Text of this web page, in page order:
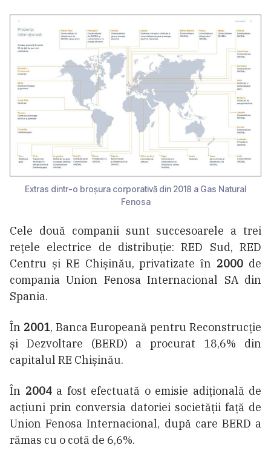
Extras dintr-o broșura corporativă din 2018 a Gas Natural
Fenosa
Cele două companii sunt succesoarele a trei
rețele electrice de distribuție: RED Sud, RED
Centru și RE Chișinău, privatizate în 2000 de
compania Union Fenosa Internacional SA din
Spania.
În 2001, Banca Europeană pentru Reconstrucție
și Dezvoltare (BERD) a procurat 18,6% din
capitalul RE Chișinău.
În 2004a fost efectuată o emisie adițională de
acțiuni prin conversia datoriei societății față de
Union Fenosa Internacional, după care BERD a
rămas cu o cotă de 6,6%.